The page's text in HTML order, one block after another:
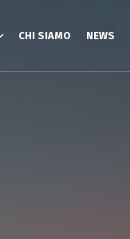
CHI SIAMO NEWS